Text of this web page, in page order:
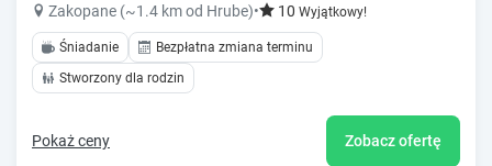
Zakopane (~1.4 km od Hrube)• 10 Wyjątkowy!
Śniadanie
Bezpłatna zmiana terminu
Stworzony dla rodzin
Pokaż ceny Zobacz ofertę